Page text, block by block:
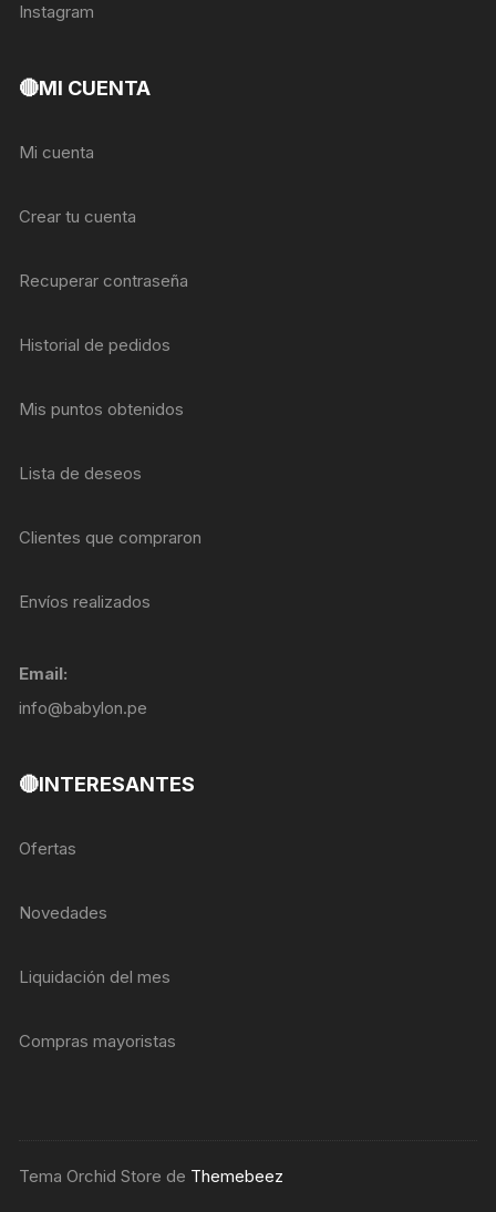
Instagram
🔴MI CUENTA
Mi cuenta
Crear tu cuenta
Recuperar contraseña
Historial de pedidos
Mis puntos obtenidos
Lista de deseos
Clientes que compraron
Envíos realizados
Email:
info@babylon.pe
🔴INTERESANTES
Ofertas
Novedades
Liquidación del mes
Compras mayoristas
Tema Orchid Store de Themebeez